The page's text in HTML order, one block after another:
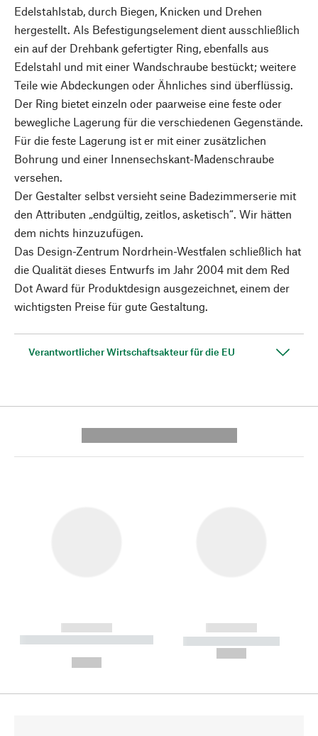
Edelstahlstab, durch Biegen, Knicken und Drehen
hergestellt. Als Befestigungselement dient ausschließlich
ein auf der Drehbank gefertigter Ring, ebenfalls aus
Edelstahl und mit einer Wandschraube bestückt; weitere
Teile wie Abdeckungen oder Ähnliches sind überflüssig.
Der Ring bietet einzeln oder paarweise eine feste oder
bewegliche Lagerung für die verschiedenen Gegenstände.
Für die feste Lagerung ist er mit einer zusätzlichen
Bohrung und einer Innensechskant-Madenschraube
versehen.
Der Gestalter selbst versieht seine Badezimmerserie mit
den Attributen „endgültig, zeitlos, asketisch“. Wir hätten
dem nichts hinzuzufügen.
Das Design-Zentrum Nordrhein-Westfalen schließlich hat
die Qualität dieses Entwurfs im Jahr 2004 mit dem Red
Dot Award für Produktdesign ausgezeichnet, einem der
wichtigsten Preise für gute Gestaltung.
Verantwortlicher Wirtschaftsakteur für die EU
------------
----------- ----------- --------
------------
----------- -----------